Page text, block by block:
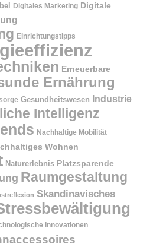
Digitales Marketing Digitale
Einrichtungstipps
Erneuerbare
Ernährung
Gesundheitswesen
Industrie
Intelligenz
Nachhaltige Mobilität
Wohnen
Naturerlebnis Platzsparende
Raumgestaltung
Skandinavisches
Innovationen